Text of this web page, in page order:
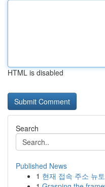
HTML is disabled
Search
Published News
1 현재 접속 주소 뉴